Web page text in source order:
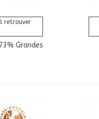
retrouver
Grandes